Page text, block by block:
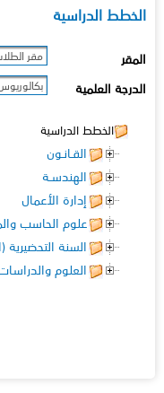
الخطط الدراسية
المقر مقر
الدرجة العلمية
الخطط الدراسية
القـانـون
الهندسـة
إدارة الأعمال
علوم الحاسب
السنة التحضيرية
العلوم